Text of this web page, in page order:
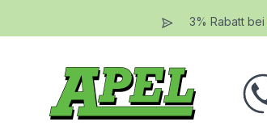
Zur Hauptnavigation springen3% Rabatt bei